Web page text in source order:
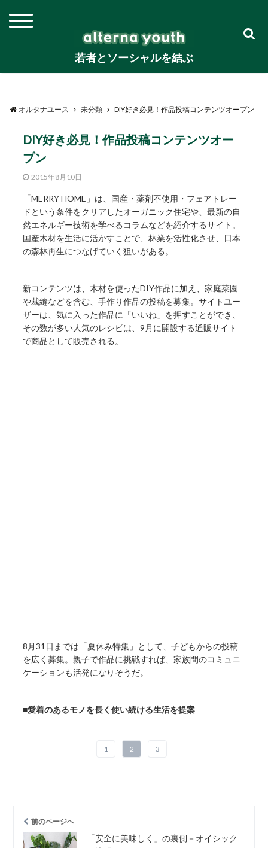
若者とソーシャルを結ぶ
オルタナユース 未分類 DIY好き必見！作品投稿コンテンツオープン
DIY好き必見！作品投稿コンテンツオー
プン
2015年8月10日
「MERRY HOME」は、国産・薬剤不使用・フェアトレー
ドという条件をクリアしたオーガニック住宅や、最新の自
然エネルギー技術を学べるコラムなどを紹介するサイト。
国産木材を生活に活かすことで、林業を活性化させ、日本
の森林再生につなげていく狙いがある。
新コンテンツは、木材を使ったDIY作品に加え、家庭菜園
や裁縫などを含む、手作り作品の投稿を募集。サイトユー
ザーは、気に入った作品に「いいね」を押すことができ、
その数が多い人気のレシピは、9月に開設する通販サイト
で商品として販売される。
8月31日までは「夏休み特集」として、子どもからの投稿
を広く募集。親子で作品に挑戦すれば、家族間のコミュニ
ケーションも活発になりそうだ。
■愛着のあるモノを長く使い続ける生活を提案
1 2 3
前のページへ
「安全に美味しく」の裏側－オイシック